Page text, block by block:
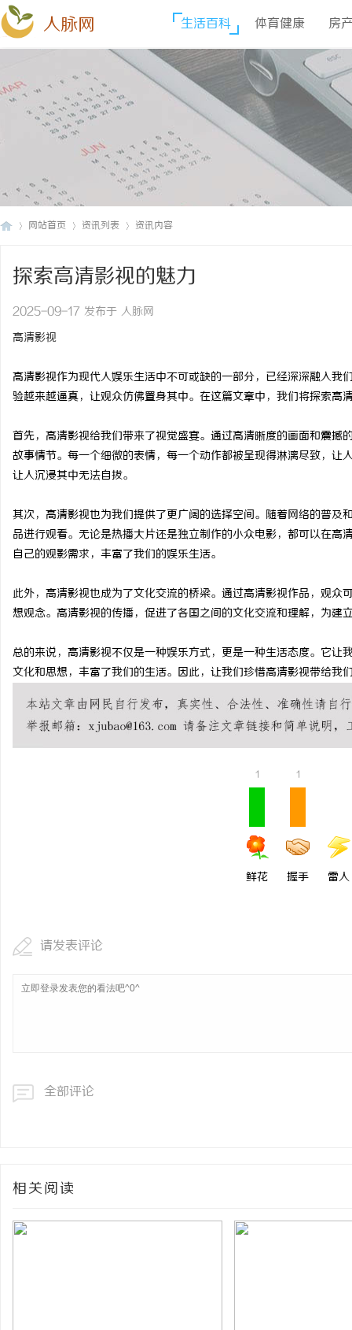
人脉网 生活百科 体育健康 房
网站首页 资讯列表 资讯内容
探索高清影视的魅力
2025-09-17 发布于 人脉网
高清影视
高清影视作为现代人娱乐生活中不可或缺的一部分，已经深深融入
验越来越逼真，让观众仿佛置身其中。在这篇文章中，我们将探索高
首先，高清影视给我们带来了视觉盛宴。通过高清晰度的画面和震
故事情节。每一个细微的表情，每一个动作都被呈现得淋漓尽致，
让人沉浸其中无法自拔。
其次，高清影视也为我们提供了更广阔的选择空间。随着网络的普
品进行观看。无论是热播大片还是独立制作的小众电影，都可以在
自己的观影需求，丰富了我们的娱乐生活。
此外，高清影视也成为了文化交流的桥梁。通过高清影视作品，观
想观念。高清影视的传播，促进了各国之间的文化交流和理解，为建
总的来说，高清影视不仅是一种娱乐方式，更是一种生活态度。它
文化和思想，丰富了我们的生活。因此，让我们珍惜高清影视带给我
1
鲜花
1
握手 雷人
请发表评论
全部评论
相关阅读
武汉配眼镜 上海配眼镜